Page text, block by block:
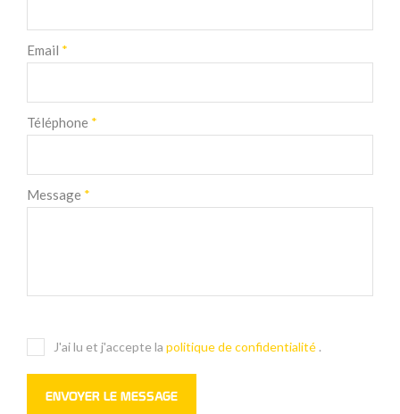
Email *
Téléphone *
Message *
J'ai lu et j'accepte la politique de confidentialité .